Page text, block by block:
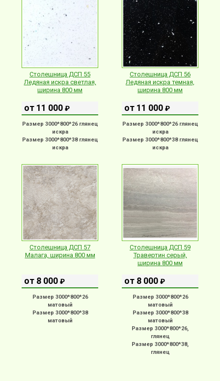
Столешница ДСП 55
Ледяная искра светлая,
ширина 800 мм
от 11 000 ₽
Размер 3000*800*26 глянец
искра
Размер 3000*800*38 глянец
искра
Столешница ДСП 56
Ледяная искра темная,
ширина 800 мм
от 11 000 ₽
Размер 3000*800*26 глянец
искра
Размер 3000*800*38 глянец
искра
Столешница ДСП 57
Малага, ширина 800 мм
от 8 000 ₽
Размер 3000*800*26
матовый
Размер 3000*800*38
матовый
Столешница ДСП 59
Травертин серый,
ширина 800 мм
от 8 000 ₽
Размер 3000*800*26
матовый
Размер 3000*800*38
матовый
Размер 3000*800*26,
глянец
Размер 3000*800*38,
глянец